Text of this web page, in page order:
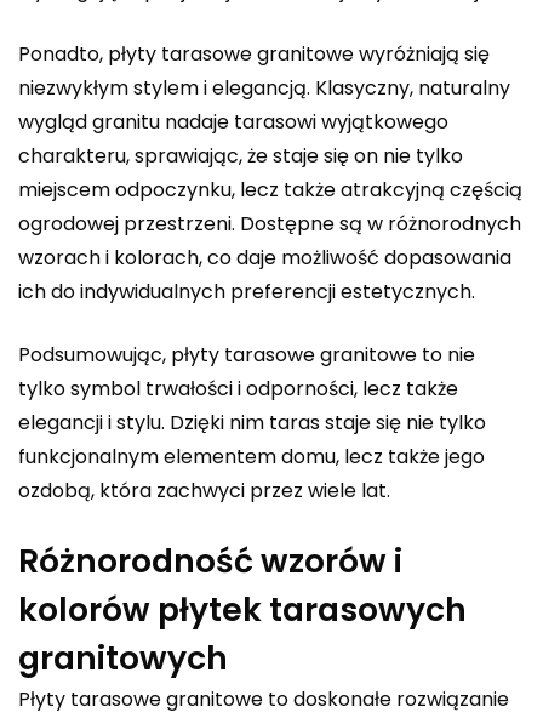
Ponadto, płyty tarasowe granitowe wyróżniają się
niezwykłym stylem i elegancją. Klasyczny, naturalny
wygląd granitu nadaje tarasowi wyjątkowego
charakteru, sprawiając, że staje się on nie tylko
miejscem odpoczynku, lecz także atrakcyjną częścią
ogrodowej przestrzeni. Dostępne są w różnorodnych
wzorach i kolorach, co daje możliwość dopasowania
ich do indywidualnych preferencji estetycznych.
Podsumowując, płyty tarasowe granitowe to nie
tylko symbol trwałości i odporności, lecz także
elegancji i stylu. Dzięki nim taras staje się nie tylko
funkcjonalnym elementem domu, lecz także jego
ozdobą, która zachwyci przez wiele lat.
Różnorodność wzorów i
kolorów płytek tarasowych
granitowych
Płyty tarasowe granitowe to doskonałe rozwiązanie